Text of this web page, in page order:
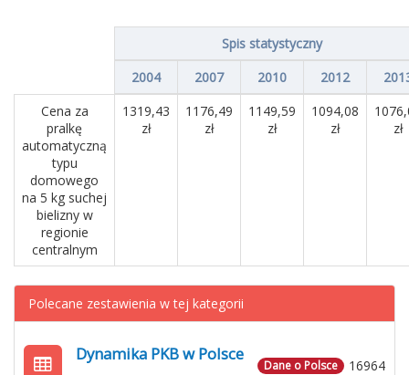
Spis statystyczny
2004
2007 2010 2012
Cena za
pralkę
automatyczną
typu
domowego
na 5 kg suchej
bielizny w
regionie
centralnym
1319,43
zł
1176,49
zł
1149,59
zł
1094,08
zł
zł
Polecane zestawienia w tej kategorii
16964
Dane o Polsce
Dynamika PKB w Polsce